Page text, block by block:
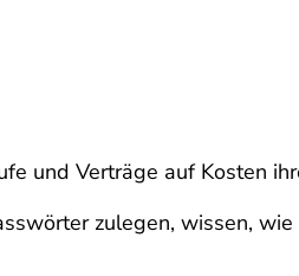
und Verträge auf Kosten
zulegen, wissen,